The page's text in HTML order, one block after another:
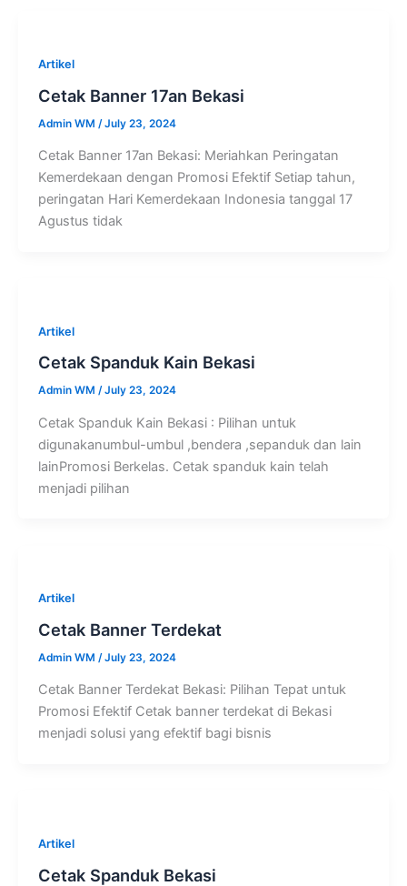
Artikel
Cetak Banner 17an Bekasi
Admin WM /July 23, 2024
Cetak Banner 17an Bekasi: Meriahkan Peringatan
Kemerdekaan dengan Promosi Efektif Setiap tahun,
peringatan Hari Kemerdekaan Indonesia tanggal 17
Agustus tidak
Artikel
Cetak Spanduk Kain Bekasi
Admin WM /July 23, 2024
Cetak Spanduk Kain Bekasi : Pilihan untuk
digunakanumbul-umbul ,bendera ,sepanduk dan lain
lainPromosi Berkelas. Cetak spanduk kain telah
menjadi pilihan
Artikel
Cetak Banner Terdekat
Admin WM /July 23, 2024
Cetak Banner Terdekat Bekasi: Pilihan Tepat untuk
Promosi Efektif Cetak banner terdekat di Bekasi
menjadi solusi yang efektif bagi bisnis
Artikel
Cetak Spanduk Bekasi